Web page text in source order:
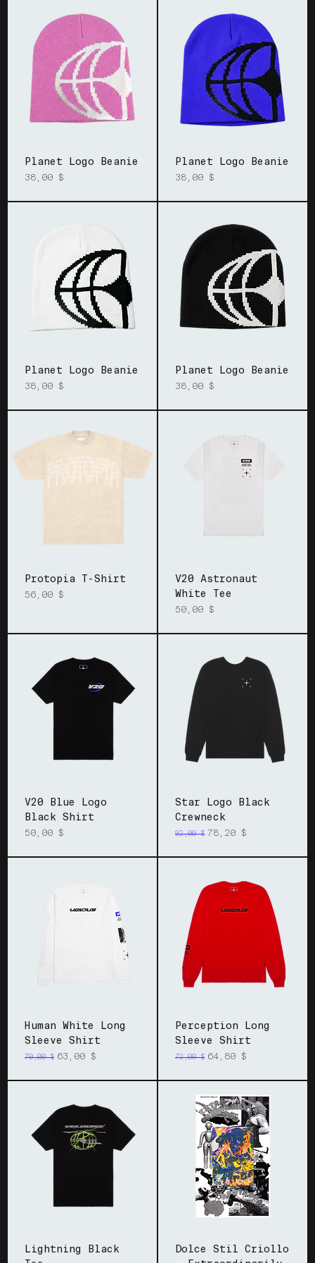
Planet Logo Beanie
Prix
38,00 $
Planet Logo Beanie
Prix
38,00 $
Planet Logo Beanie
Prix
38,00 $
Planet Logo Beanie
Prix
38,00 $
Protopia T-Shirt
Prix
56,00 $
V20 Astronaut
White Tee
Prix
50,00 $
V20 Blue Logo
Black Shirt
Prix
50,00 $
Star Logo Black
Crewneck
Prix original
92,00 $ Prix promotionnel
78,20 $
Human White Long
Sleeve Shirt
Prix original
70,00 $ Prix promotionnel
63,00 $
Perception Long
Sleeve Shirt
Prix original
72,00 $ Prix promotionnel
64,80 $
Lightning Black
Dolce Stil Criollo